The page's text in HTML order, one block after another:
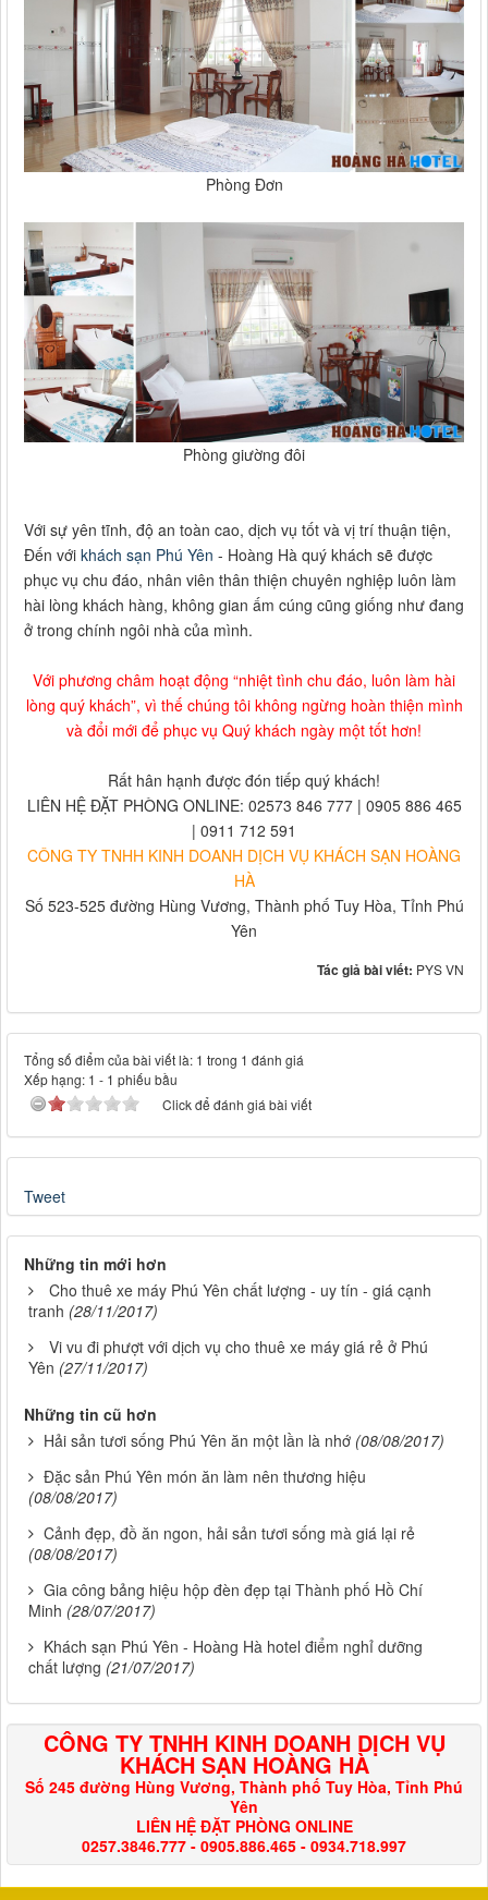
Phòng Đơn
Phòng giường đôi
Với sự yên tĩnh, độ an toàn cao, dịch vụ tốt và vị trí thuận tiện,
Đến với khách sạn Phú Yên - Hoàng Hà quý khách sẽ được
phục vụ chu đáo, nhân viên thân thiện chuyên nghiệp luôn làm
hài lòng khách hàng, không gian ấm cúng cũng giống như đang
ở trong chính ngôi nhà của mình.
Với phương châm hoạt động “nhiệt tình chu đáo, luôn làm hài
lòng quý khách”, vì thế chúng tôi không ngừng hoàn thiện mình
và đổi mới để phục vụ Quý khách ngày một tốt hơn!
Rất hân hạnh được đón tiếp quý khách!
LIÊN HỆ ĐẶT PHÒNG ONLINE: 02573 846 777 | 0905 886 465
| 0911 712 591
CÔNG TY TNHH KINH DOANH DỊCH VỤ KHÁCH SẠN HOÀNG
HÀ
Số 523-525 đường Hùng Vương, Thành phố Tuy Hòa, Tỉnh Phú
Yên
Tác giả bài viết: PYS VN
Tổng số điểm của bài viết là: 1 trong 1 đánh giá
Xếp hạng: 1 - 1 phiếu bầu
Click để đánh giá bài viết
Tweet
Những tin mới hơn
Cho thuê xe máy Phú Yên chất lượng - uy tín - giá cạnh
tranh (28/11/2017)
Vi vu đi phượt với dịch vụ cho thuê xe máy giá rẻ ở Phú
Yên (27/11/2017)
Những tin cũ hơn
Hải sản tươi sống Phú Yên ăn một lần là nhớ (08/08/2017)
Đặc sản Phú Yên món ăn làm nên thương hiệu
(08/08/2017)
Cảnh đẹp, đồ ăn ngon, hải sản tươi sống mà giá lại rẻ
(08/08/2017)
Gia công bảng hiệu hộp đèn đẹp tại Thành phố Hồ Chí
Minh (28/07/2017)
Khách sạn Phú Yên - Hoàng Hà hotel điểm nghỉ dưỡng
chất lượng (21/07/2017)
CÔNG TY TNHH KINH DOANH DỊCH VỤ
KHÁCH SẠN HOÀNG HÀ
Số 245 đường Hùng Vương, Thành phố Tuy Hòa, Tỉnh Phú
Yên
LIÊN HỆ ĐẶT PHÒNG ONLINE
0257.3846.777 - 0905.886.465 - 0934.718.997